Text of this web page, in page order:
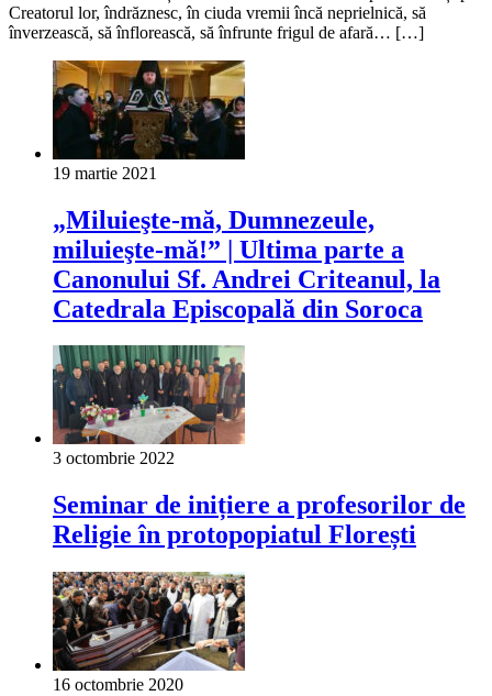
Creatorul lor, îndrăznesc, în ciuda vremii încă neprielnică, să
înverzească, să înflorească, să înfrunte frigul de afară… […]
19 martie 2021
„Miluieşte-mă, Dumnezeule,
miluieşte-mă!” | Ultima parte a
Canonului Sf. Andrei Criteanul, la
Catedrala Episcopală din Soroca
3 octombrie 2022
Seminar de inițiere a profesorilor de
Religie în protopopiatul Florești
16 octombrie 2020